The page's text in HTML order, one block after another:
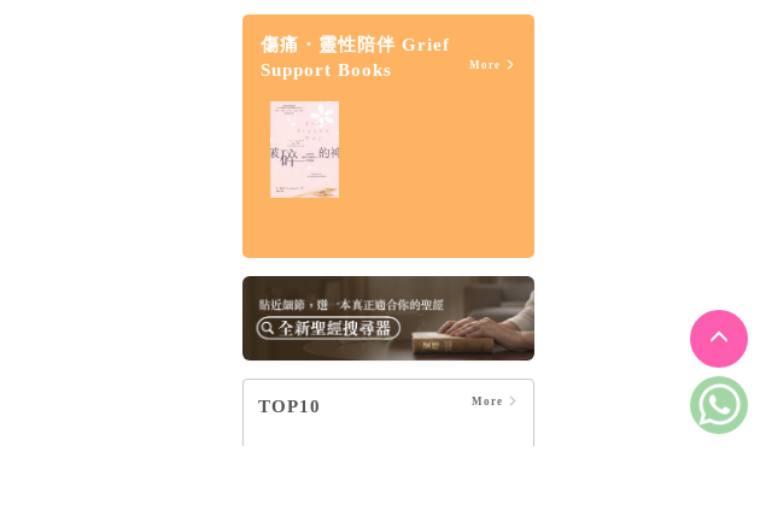
傷痛・靈性陪伴 Grief
Support Books
More
往救贖唯一的道路
HK$124 $130
TOP10 More